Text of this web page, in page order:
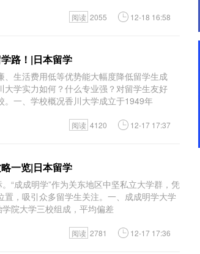
阅读 2055 12-18 16:58
路！|日本留学
生活费用低等优势能大幅度降低留学生成
学实力如何？什么专业强？对留学生友好
一、学校概况香川大学成立于1949年
阅读 4120 12-17 17:37
一览|日本留学
“成成明学”作为关东地区中坚私立大学群，凭
，吸引众多留学生关注。一、成成明学大学
院大学三校组成，平均偏差
阅读 2781 12-17 17:36